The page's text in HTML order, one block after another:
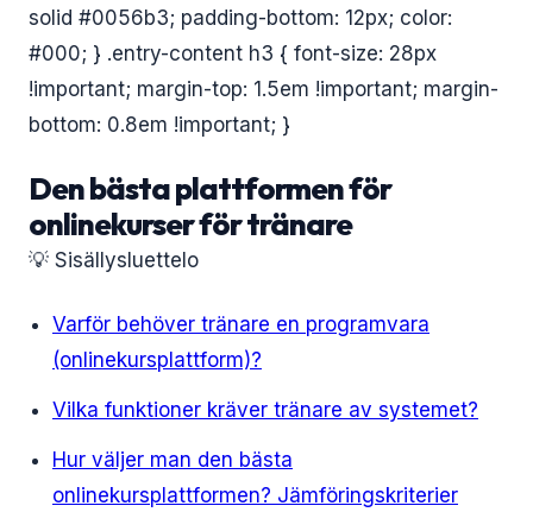
solid #0056b3; padding-bottom: 12px; color:
#000; } .entry-content h3 { font-size: 28px
!important; margin-top: 1.5em !important; margin-
bottom: 0.8em !important; }
Den bästa plattformen för
onlinekurser för tränare
💡 Sisällysluettelo
Varför behöver tränare en programvara
(onlinekursplattform)?
Vilka funktioner kräver tränare av systemet?
Hur väljer man den bästa
onlinekursplattformen? Jämföringskriterier